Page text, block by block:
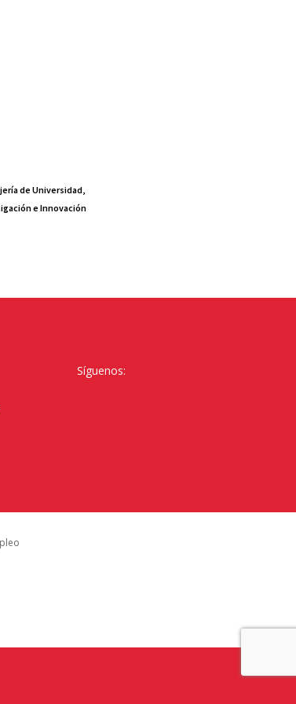
de Universidad,
e Innovación
Síguenos: